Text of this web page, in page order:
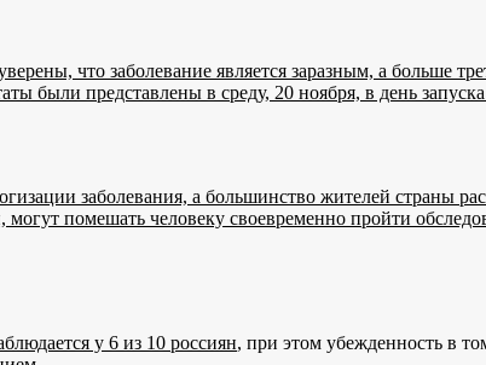
что заболевание является заразным, а больше
были представлены в среду, 20 ноября, в день
заболевания, а большинство жителей страны
помешать человеку своевременно пройти
у 6 из 10 россиян, при этом убежденность в